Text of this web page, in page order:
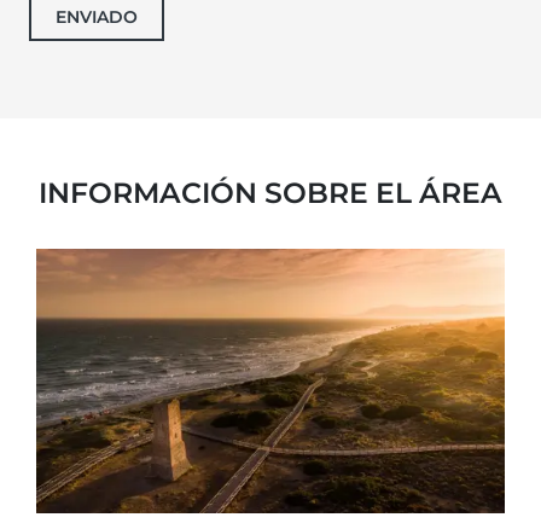
ENVIADO
INFORMACIÓN SOBRE EL ÁREA